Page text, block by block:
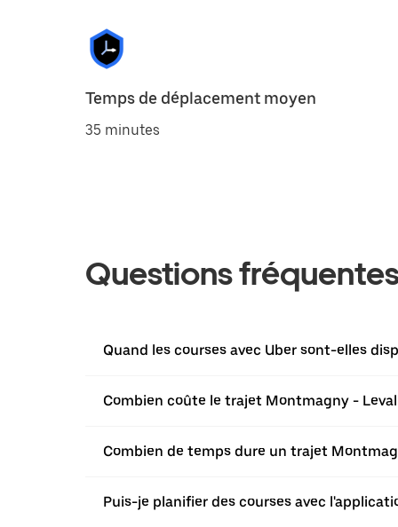
Temps de déplacement moyen
35 minutes
Questions
Quand les courses avec Uber sont-elles
Combien coûte le trajet Montmagny -
Combien de temps dure un trajet
Puis-je planifier des courses avec